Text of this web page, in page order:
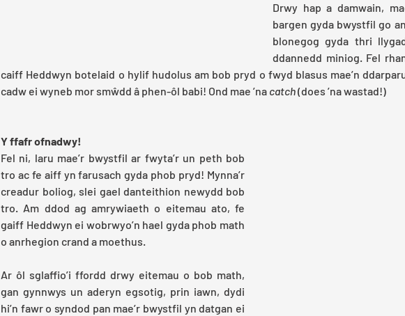
Drwy hap a damwain,
bargen gyda bwystfil go
blonegog gyda thri
ddannedd miniog. Fel
caiff Heddwyn botelaid o hylif hudolus am bob pryd o fwyd blasus mae’n
cadw ei wyneb mor smŵdd â phen-ôl babi! Ond mae ’na catch (does ’na wastad!)
Y ffafr ofnadwy!
Fel ni, laru mae’r bwystfil ar fwyta’r un peth bob
tro ac fe aiff yn farusach gyda phob pryd! Mynna’r
creadur boliog, slei gael danteithion newydd bob
tro. Am ddod ag amrywiaeth o eitemau ato, fe
gaiff Heddwyn ei wobrwyo’n hael gyda phob math
o anrhegion crand a moethus.
Ar ôl sglaffio’i ffordd drwy eitemau o bob math,
gan gynnwys un aderyn egsotig, prin iawn, dydi
hi’n fawr o syndod pan mae’r bwystfil yn datgan ei